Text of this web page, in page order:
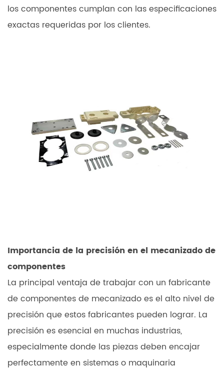
los componentes cumplan con las especificaciones
exactas requeridas por los clientes.
Importancia de la precisión en el mecanizado de
componentes
La principal ventaja de trabajar con un fabricante
de componentes de mecanizado es el alto nivel de
precisión que estos fabricantes pueden lograr. La
precisión es esencial en muchas industrias,
especialmente donde las piezas deben encajar
perfectamente en sistemas o maquinaria